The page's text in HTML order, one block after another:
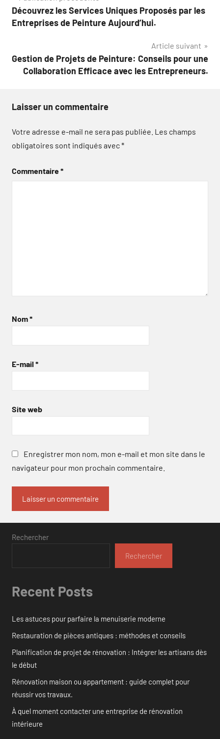
de
Découvrez les Services Uniques Proposés par les
Entreprises de Peinture Aujourd’hui.
Article suivant
Gestion de Projets de Peinture: Conseils pour une
Collaboration Efficace avec les Entrepreneurs.
Laisser un commentaire
Votre adresse e-mail ne sera pas publiée. Les champs
obligatoires sont indiqués avec*
Commentaire*
Nom*
E-mail *
Site web
Enregistrer mon nom, mon e-mail et mon site dans le
navigateur pour mon prochain commentaire.
Rechercher
Rechercher
Recent Posts
Les astuces pour parfaire la menuiserie moderne
Restauration de pièces antiques : méthodes et conseils
Planification de projet de rénovation : Intégrer les artisans dès
le début
Rénovation maison ou appartement : guide complet pour
réussir vos travaux.
À quel moment contacter une entreprise de rénovation
intérieure